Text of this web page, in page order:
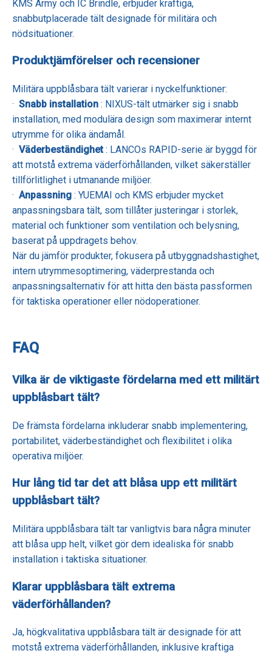
KMS Army och IC Brindle, erbjuder kraftiga,
snabbutplacerade tält designade för militära och
nödsituationer.
Produktjämförelser och recensioner
Militära uppblåsbara tält varierar i nyckelfunktioner:
· Snabb installation : NIXUS-tält utmärker sig i snabb
installation, med modulära design som maximerar internt
utrymme för olika ändamål.
· Väderbeständighet: LANCOs RAPID-serie är byggd för
att motstå extrema väderförhållanden, vilket säkerställer
tillförlitlighet i utmanande miljöer.
· Anpassning : YUEMAI och KMS erbjuder mycket
anpassningsbara tält, som tillåter justeringar i storlek,
material och funktioner som ventilation och belysning,
baserat på uppdragets behov.
När du jämför produkter, fokusera på utbyggnadshastighet,
intern utrymmesoptimering, väderprestanda och
anpassningsalternativ för att hitta den bästa passformen
för taktiska operationer eller nödoperationer.
FAQ
Vilka är de viktigaste fördelarna med ett militärt
uppblåsbart tält?
De främsta fördelarna inkluderar snabb implementering,
portabilitet, väderbeständighet och flexibilitet i olika
operativa miljöer.
Hur lång tid tar det att blåsa upp ett militärt
uppblåsbart tält?
Militära uppblåsbara tält tar vanligtvis bara några minuter
att blåsa upp helt, vilket gör dem idealiska för snabb
installation i taktiska situationer.
Klarar uppblåsbara tält extrema
väderförhållanden?
Ja, högkvalitativa uppblåsbara tält är designade för att
motstå extrema väderförhållanden, inklusive kraftiga